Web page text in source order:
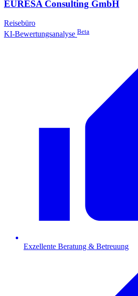
EURESA Consulting GmbH
Reisebüro
KI-Bewertungsanalyse Beta
Exzellente Beratung & Betreuung